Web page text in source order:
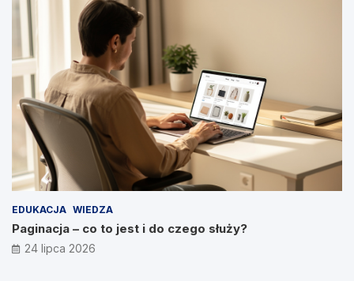
EDUKACJA WIEDZA
Paginacja – co to jest i do czego służy?
24 lipca 2026